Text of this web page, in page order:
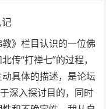
》栏目认识的一位佛
传“打禅七”的过程，
具体的描述，是论坛
深入探讨目的，同时